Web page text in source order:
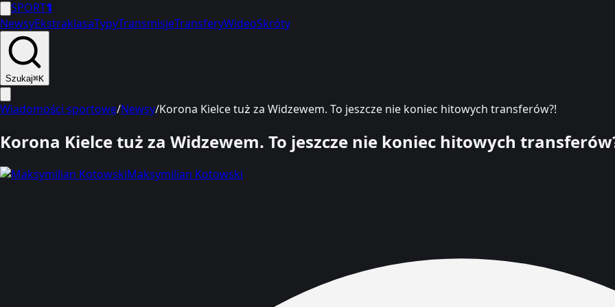
SPORT1
NewsyEkstraklasaTypyTransmisjeTransferyWideoSkróty
Szukaj⌘K
Wiadomości sportowe/Newsy/Korona Kielce tuż za Widzewem. To jeszcze nie koniec hitowych transferów?!
Korona Kielce tuż za Widzewem. To jeszcze nie koniec hitowych
Maksymilian Kotowski